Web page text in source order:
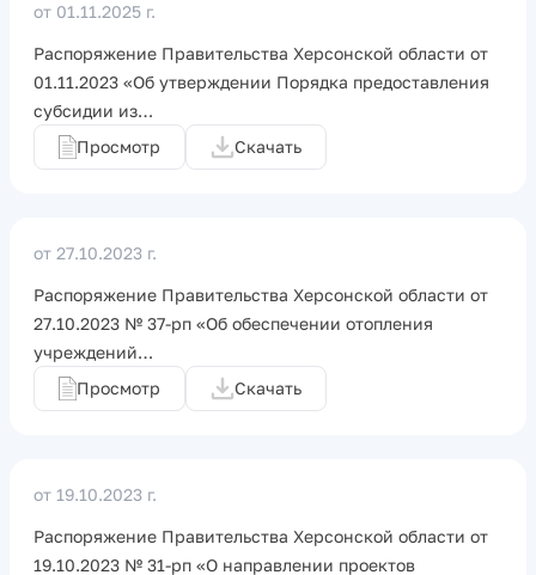
от 01.11.2025 г.
Распоряжение Правительства Херсонской области от
01.11.2023 «Об утверждении Порядка предоставления
субсидии из…
Просмотр
Скачать
от 27.10.2023 г.
Распоряжение Правительства Херсонской области от
27.10.2023 № 37-рп «Об обеспечении отопления
учреждений…
Просмотр
Скачать
от 19.10.2023 г.
Распоряжение Правительства Херсонской области от
19.10.2023 № 31-рп «О направлении проектов